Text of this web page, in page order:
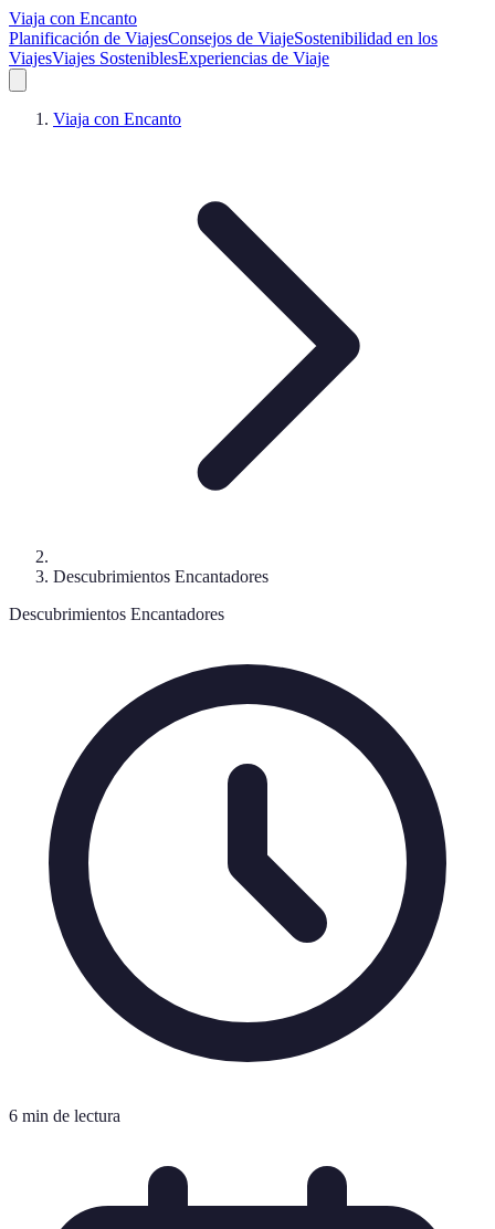
Viaja con Encanto
Planificación de ViajesConsejos de ViajeSostenibilidad en los
ViajesViajes SosteniblesExperiencias de Viaje
Viaja con Encanto
Descubrimientos Encantadores
Descubrimientos Encantadores
6 min de lectura